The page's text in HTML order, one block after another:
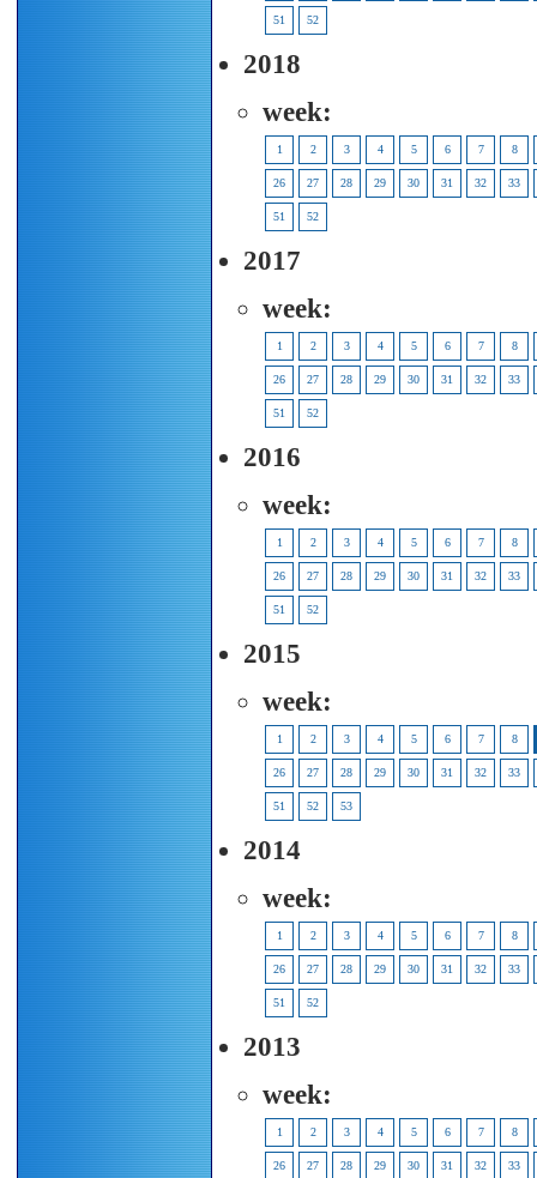
51 52
2018
week:
1 2 3 4 5 6 7 8
26 27 28 29 30 31 32 33
51 52
2017
week:
1 2 3 4 5 6 7 8
26 27 28 29 30 31 32 33
51 52
2016
week:
1 2 3 4 5 6 7 8
26 27 28 29 30 31 32 33
51 52
2015
week:
1 2 3 4 5 6 7 8
26 27 28 29 30 31 32 33
51 52 53
2014
week:
1 2 3 4 5 6 7 8
26 27 28 29 30 31 32 33
51 52
2013
week:
1 2 3 4 5 6 7 8
26 27 28 29 30 31 32 33